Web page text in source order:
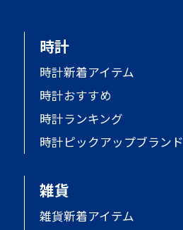
時計
時計新着アイテム
時計おすすめ
時計ランキング
時計ピックアップブランド
雑貨
雑貨新着アイテム